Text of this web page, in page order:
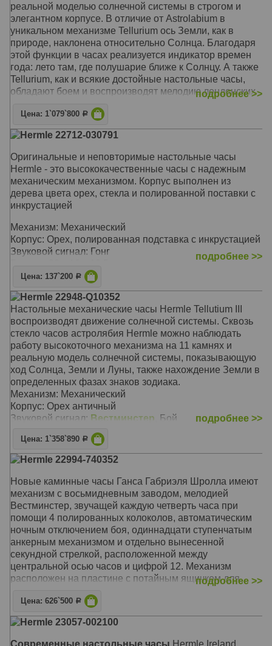
реальной моделью солнечной системы в строгом и
элегантном корпусе. В отличие от Astrolabium в
уникальном механизме Tellurium ось Земли, как в
природе, наклонена относительно Солнца. Благодаря
этой функции в часах реализуется индикатор времен
года: лето там, где полушарие ближе к Солнцу. А также
Tellurium, как и всякие достойные настольные часы,
обладают боем и воспроизводят мелодию лондонских
имеется функция автоматического ночного отключения
Корпус: Вишня, хрустальный купол
Размер: 35 х 29 х 29 см
подробнее >>
Цена: 1`079`800 Р
Hermle 22712-030791
Оригинальные и неповторимые настольные часы
Hermle - это высококачественные часы с надежным
механическим механизмом. Корпус выполнен из
дерева цвета орех, стекла и полированной поставки с
инкрустацией
Механизм: Механический
Корпус: Орех, полированная подставка с инкрустацией
Звуковой сигнал: Гонг
подробнее >>
Цена: 137`200 Р
Hermle 22948-Q10352
Настольные механические часы Hermle Tellutium III
воспроизводят движение солнечной системы. Сквозь
стекло часов астролябия Hermle можно наблюдать
работу высокоточного механизма на 11 камнях и
реальную модель солнечной системы, показывающую
ход Солнца, Земли и Луны, также нахождение Земли в
определенных фазах знаков зодиака.
Механизм: Механический
Корпус: Орех античный
Звуковой сигнал: Вестминстер , Бой
Размер: 32 х 32 х 38 см
подробнее >>
Цена: 1`358`890 Р
Hermle 22994-740352
Новые каминные часы Ганса Габриэля Шролла имеют
механизм с восьмидневным заводом, мелодией
Вестминстер, звучащей каждую четверть часа при
помощи 4 полированных колоколов, автоматическим
ночным отключением боя, одиннадцати ступенчатым
анкерным механизмом и отдельно вынесенной
секундной стрелкой, расположенной между
центральной осью часов и цифрой 12. Механизм
расположен на пластине с потайным ящичком для
никелированным латунным ободом филигранной
работы идеально дополняет внешний вид этой
совершенной 'машины времени'. Современный,
минималистский стиль корпуса, выполненный из
подробнее >>
Цена: 626`500 Р
Hermle 23057-002100
Современные настольные часы Hermle Ireland